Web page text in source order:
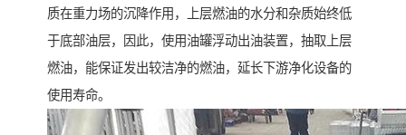
质在重力场的沉降作用，上层燃油的水分和杂质始终低
于底部油层，因此，使用油罐浮动出油装置，抽取上层
燃油，能保证发出较洁净的燃油，延长下游净化设备的
使用寿命。